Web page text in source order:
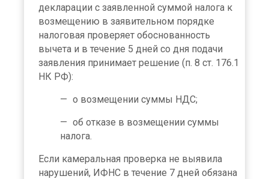
декларации с заявленной суммой налога к
возмещению в заявительном порядке
налоговая проверяет обоснованность
вычета и в течение 5 дней со дня подачи
заявления принимает решение (п. 8 ст. 176.1
НК РФ):
о возмещении суммы НДС;
об отказе в возмещении суммы
налога.
Если камеральная проверка не выявила
нарушений, ИФНС в течение 7 дней обязана